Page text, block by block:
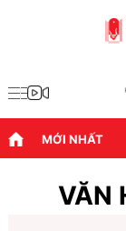
MỚI NHẤT
VĂN